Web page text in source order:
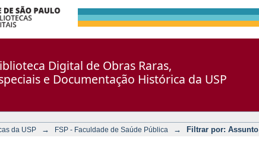
Digital de Obras Raras,
e Documentação Histórica da USP
da USP → FSP - Faculdade de Saúde Pública → Filtrar por: Assunto